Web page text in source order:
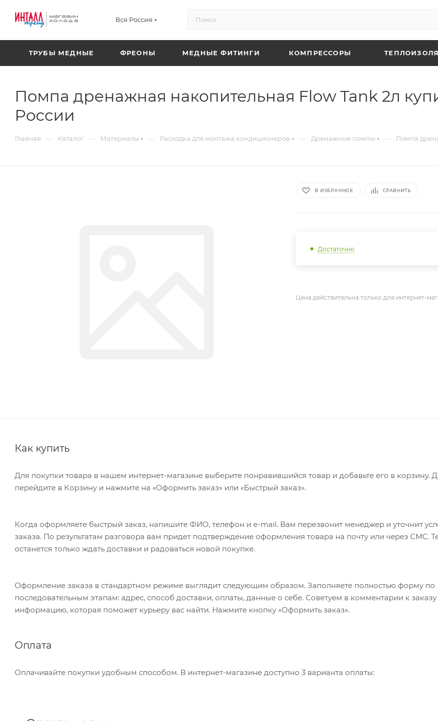
Вся Россия
ТРУБЫ МЕДНЫЕ ФРЕОНЫ МЕДНЫЕ ФИТИНГИ КОМПРЕССОРЫ
Помпа дренажная накопительная Flow Tank 2л
России
Главная — Каталог — Материалы — Расходка для монтажа кондиционеров — Дренажные помпы — Помпа
В ИЗБРАННОЕ СРАВНИТЬ
Достаточно
Цена действительна только для интернет-
Как купить
Для покупки товара в нашем интернет-магазине выберите понравившийся товар и добавьте его в корзину.
перейдите в Корзину и нажмите на «Оформить заказ» или «Быстрый заказ».
Когда оформляете быстрый заказ, напишите ФИО, телефон и e-mail. Вам перезвонит менеджер и уточнит
заказа. По результатам разговора вам придет подтверждение оформления товара на почту или через СМС.
останется только ждать доставки и радоваться новой покупке.
Оформление заказа в стандартном режиме выглядит следующим образом. Заполняете полностью форму по
последовательным этапам: адрес, способ доставки, оплаты, данные о себе. Советуем в комментарии к заказу
информацию, которая поможет курьеру вас найти. Нажмите кнопку «Оформить заказ».
Оплата
Оплачивайте покупки удобным способом. В интернет-магазине доступно 3 варианта оплаты: